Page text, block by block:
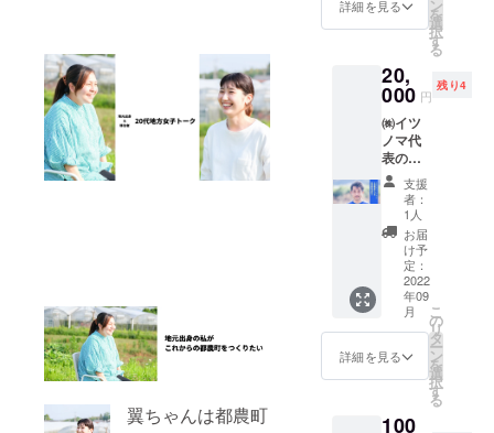
翼ちゃんは都農町
セル
間を超
えた
セルに
ついて
は、宿
泊券が
失効い
たしま
すので
予めご
了承く
ださ
い。
予約く
ださ
い。 ・
キャン
セル/日
程変
更：ご
予約日
の3日前
までに
お願い
致しま
す。 ・
キャン
セル
料：日
程変更
キャン
ベッド
サイズ
分）1泊
宿泊チ
ケット
・有効
期限：
2022年
8月から
2024年
1月末日
まで ・
ご予約
方法：
メール
にて
クーポ
ンを送
付後、
らクー
詳細を見る ン
を
選
択
す
る
20,
000 円
残り4
㈱イツ
ノマ代
表の中
川敬文
による
エグゼ
クティ
ブ・
コーチ
ング ・
都農町
でもオ
ンライ
ン上で
も、ど
ちらで
可能。
支援
者：
1人
お届
け予
定：
2022
年09
月
詳細を見る
こ
の
リ
タ
ー
ン
を
選
択
す
る
100